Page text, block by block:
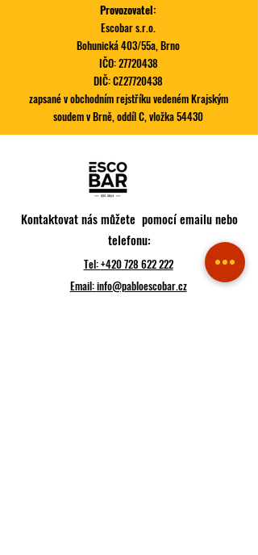
Novinka na speciálu! |
Provozovatel:
Escobar s.r.o.
Bohunická 403/55a, Brno
IČO:27720438
DIČ: CZ27720438
zapsané v obchodním rejstříku vedeném Krajským
soudem v Brně, oddíl C, vložka 54430
Kontaktovat nás můžete pomocí emailu nebo
telefonu:
Tel:+420 728 622 222
Email:info@pabloescobar.cz